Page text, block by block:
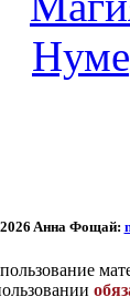
Aннa Фoщaй: